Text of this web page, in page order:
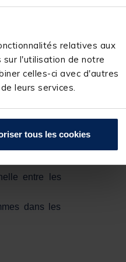
relatives aux
l'utilisation de notre
celles-ci avec d'autres
leurs services.
tous les cookies
de 1,9
la période de
un axe
progression
entre les
dans les